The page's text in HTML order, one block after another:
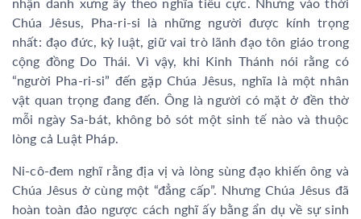
Chúa Jêsus, Pha-ri-si là những người được kính trọng
nhất: đạo đức, kỷ luật, giữ vai trò lãnh đạo tôn giáo trong
cộng đồng Do Thái. Vì vậy, khi Kinh Thánh nói rằng có
“người Pha-ri-si” đến gặp Chúa Jêsus, nghĩa là một nhân
vật quan trọng đang đến. Ông là người có mặt ở đền thờ
mỗi ngày Sa-bát, không bỏ sót một sinh tế nào và thuộc
lòng cả Luật Pháp.
Ni-cô-đem nghĩ rằng địa vị và lòng sùng đạo khiến ông và
Chúa Jêsus ở cùng một “đẳng cấp”. Nhưng Chúa Jêsus đã
hoàn toàn đảo ngược cách nghĩ ấy bằng ẩn dụ về sự sinh